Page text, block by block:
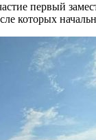
первый
которых